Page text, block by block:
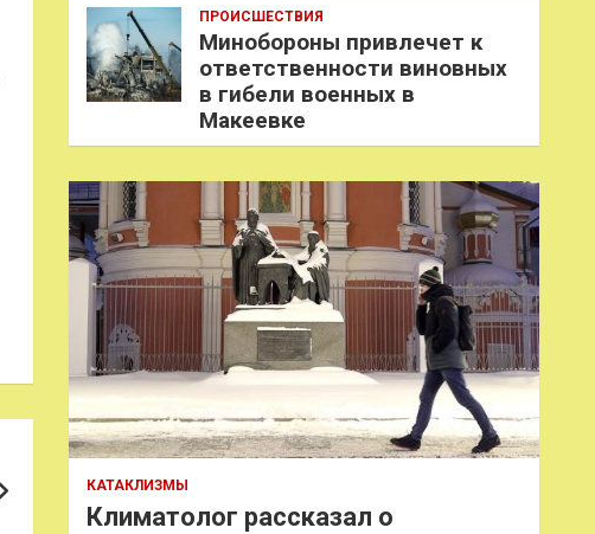
ПРОИСШЕСТВИЯ
Минобороны привлечет к
ответственности виновных
в гибели военных в
Макеевке
КАТАКЛИЗМЫ
Климатолог рассказал о